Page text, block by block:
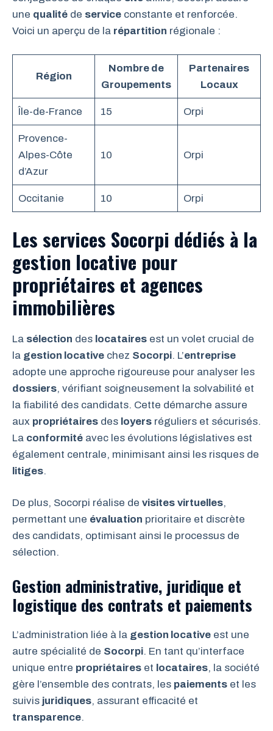
une qualité de service constante et renforcée.
Voici un aperçu de la répartition régionale :
Région
Nombre de
Groupements
Partenaires
Locaux
Île-de-France 15 Orpi
Provence-
Alpes-Côte
d’Azur
10 Orpi
Occitanie 10 Orpi
Les services Socorpi dédiés à la
gestion locative pour
propriétaires et agences
immobilières
La sélection des locataires est un volet crucial de
la gestion locative chez Socorpi. L’entreprise
adopte une approche rigoureuse pour analyser les
dossiers, vérifiant soigneusement la solvabilité et
la fiabilité des candidats. Cette démarche assure
aux propriétaires des loyers réguliers et sécurisés.
La conformité avec les évolutions législatives est
également centrale, minimisant ainsi les risques de
litiges.
De plus, Socorpi réalise de visites virtuelles,
permettant une évaluation prioritaire et discrète
des candidats, optimisant ainsi le processus de
sélection.
Gestion administrative, juridique et
logistique des contrats et paiements
L’administration liée à la gestion locative est une
autre spécialité de Socorpi. En tant qu’interface
unique entre propriétaires et locataires, la société
gère l’ensemble des contrats, les paiements et les
suivis juridiques, assurant efficacité et
transparence.